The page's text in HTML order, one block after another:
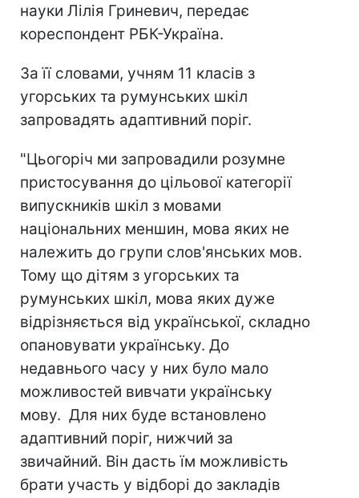
науки Лілія Гриневич, передає
кореспондент РБК-Україна.
За її словами, учням 11 класів з
угорських та румунських шкіл
запровадять адаптивний поріг.
"Цьогоріч ми запровадили розумне
пристосування до цільової категорії
випускників шкіл з мовами
національних меншин, мова яких не
належить до групи слов'янських мов.
Тому що дітям з угорських та
румунських шкіл, мова яких дуже
відрізняється від української, складно
опановувати українську. До
недавнього часу у них було мало
можливостей вивчати українську
мову. Для них буде встановлено
адаптивний поріг, нижчий за
звичайний. Він дасть їм можливість
брати участь у відборі до закладів